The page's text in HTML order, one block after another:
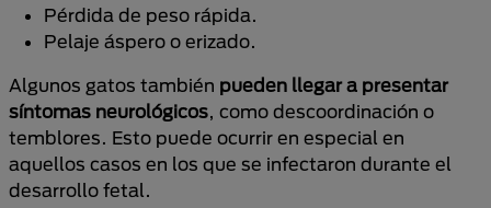
Pérdida de peso rápida.
Pelaje áspero o erizado.
Algunos gatos también pueden llegar a presentar
síntomas neurológicos, como descoordinación o
temblores. Esto puede ocurrir en especial en
aquellos casos en los que se infectaron durante el
desarrollo fetal.